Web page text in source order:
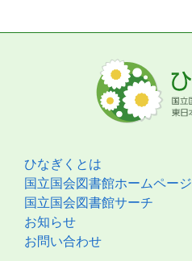
ひなぎくとは
国立国会図書館ホームページ
国立国会図書館サーチ
お知らせ
お問い合わせ